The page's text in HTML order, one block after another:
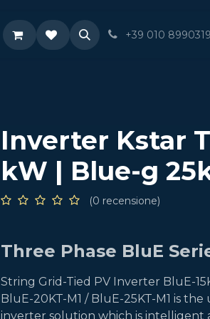
+39 010 8990319
Inverter Kstar
kW | Blue-g
(0 recensione)
Three Phase BluE
String Grid-Tied PV Inverter BluE-
BluE-20KT-M1 / BluE-25KT-M1 is
inverter solution which is intelligent